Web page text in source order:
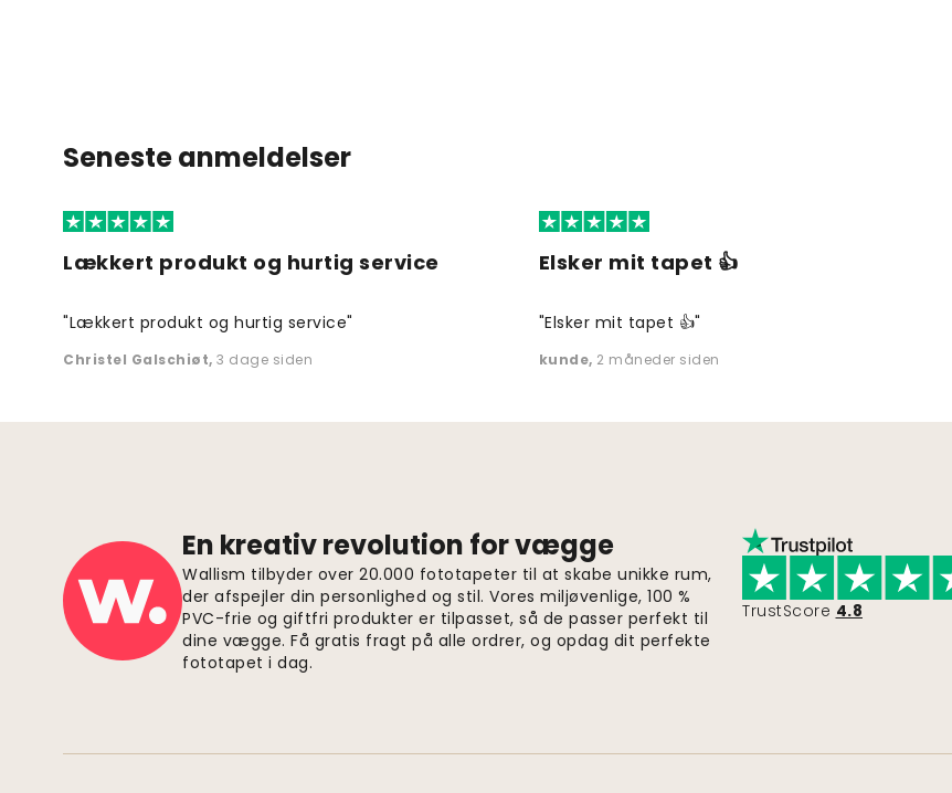
Seneste anmeldelser
Lækkert produkt og hurtig service
"Lækkert produkt og hurtig service"
Christel Galschiøt, 3 dage siden
Elsker mit tapet 👍
"Elsker mit tapet 👍"
kunde, 2 måneder siden
En kreativ revolution for vægge
Wallism tilbyder over 20.000 fototapeter til at skabe unikke rum,
der afspejler din personlighed og stil. Vores miljøvenlige, 100 %
PVC-frie og giftfri produkter er tilpasset, så de passer perfekt til
dine vægge. Få gratis fragt på alle ordrer, og opdag dit perfekte
fototapet i dag.
TrustScore 4.8